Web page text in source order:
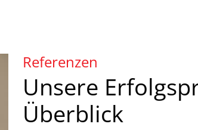
Referenzen
Unsere
Überblick